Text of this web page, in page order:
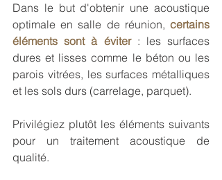
Dans le but d'obtenir une acoustique
optimale en salle de réunion, certains
éléments sont à éviter : les surfaces
dures et lisses comme le béton ou les
parois vitrées, les surfaces métalliques
et les sols durs (carrelage, parquet).
Privilégiez plutôt les éléments suivants
pour un traitement acoustique de
qualité.